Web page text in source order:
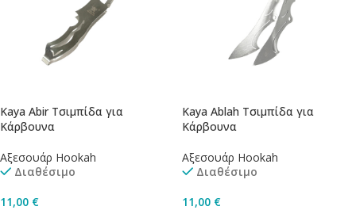
Kaya Abir Τσιμπίδα για
Κάρβουνα
Αξεσουάρ Hookah
Διαθέσιμο
11,00 €
Kaya Ablah Τσιμπίδα για
Κάρβουνα
Αξεσουάρ Hookah
Διαθέσιμο
11,00 €